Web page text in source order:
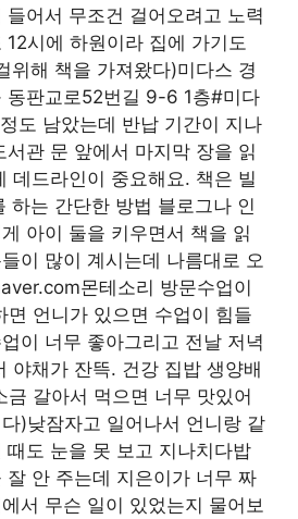
어서 무조건 걸어오려고 노력
시에 하원이라 집에 가기도
위해 책을 가져왔다)미다스 경
동판교로52번길 9-6 1층#미다
도 남았는데 반납 기간이 지나
서관 문 앞에서 마지막 장을 읽
데드라인이 중요해요. 책은 빌
하는 간단한 방법 블로그나 인
아이 둘을 키우면서 책을 읽
이 많이 계시는데 나름대로 오
몬테소리 방문수업이
면 언니가 있으면 수업이 힘들
이 너무 좋아그리고 전날 저녁
야채가 잔뜩. 건강 집밥 생양배
금 갈아서 먹으면 너무 맛있어
)낮잠자고 일어나서 언니랑 같
때도 눈을 못 보고 지나치다밥
잘 안 주는데 지은이가 너무 짜
서 무슨 일이 있었는지 물어보